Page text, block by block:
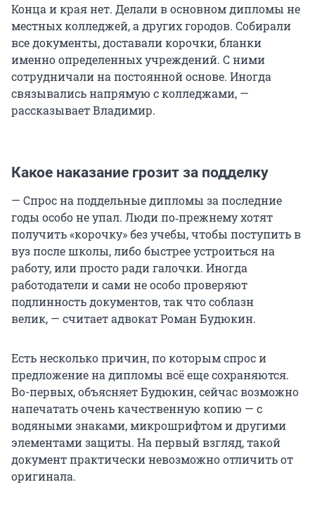
Конца и края нет. Делали в основном дипломы не
местных колледжей, а других городов. Собирали
все документы, доставали корочки, бланки
именно определенных учреждений. С ними
сотрудничали на постоянной основе. Иногда
связывались напрямую с колледжами, —
рассказывает Владимир.
Какое наказание грозит за подделку
— Спрос на поддельные дипломы за последние
годы особо не упал. Люди по‑прежнему хотят
получить «корочку» без учебы, чтобы поступить в
вуз после школы, либо быстрее устроиться на
работу, или просто ради галочки. Иногда
работодатели и сами не особо проверяют
подлинность документов, так что соблазн
велик, — считает адвокат Роман Будюкин.
Есть несколько причин, по которым спрос и
предложение на дипломы всё еще сохраняются.
Во-первых, объясняет Будюкин, сейчас возможно
напечатать очень качественную копию — с
водяными знаками, микрошрифтом и другими
элементами защиты. На первый взгляд, такой
документ практически невозможно отличить от
оригинала.